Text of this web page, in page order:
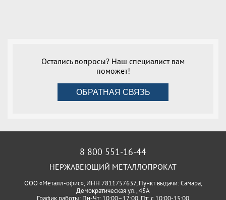
Остались вопросы? Наш специалист вам
поможет!
ОБРАТНАЯ СВЯЗЬ
8 800 551-16-44
НЕРЖАВЕЮЩИЙ МЕТАЛЛОПРОКАТ
ООО «Металл-офис», ИНН 7811757637, Пункт выдачи: Самара,
Демократическая ул., 45А